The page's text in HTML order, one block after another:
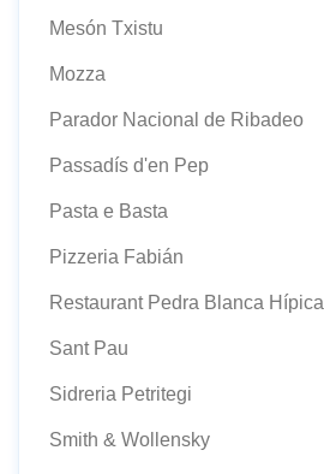
Mesón Txistu
Mozza
Parador Nacional de Ribadeo
Passadís d'en Pep
Pasta e Basta
Pizzeria Fabián
Restaurant Pedra Blanca Hípica
Sant Pau
Sidreria Petritegi
Smith & Wollensky